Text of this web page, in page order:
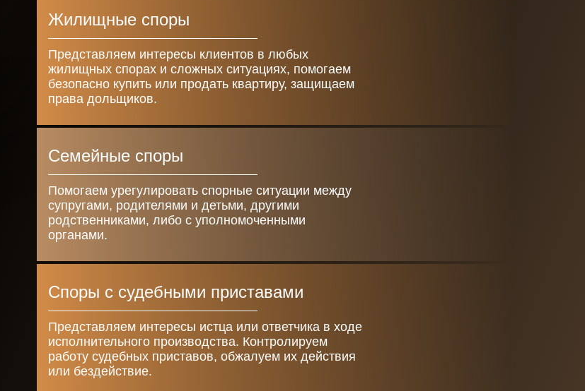
Жилищные споры
Представляем интересы клиентов в любых
жилищных спорах и сложных ситуациях, помогаем
безопасно купить или продать квартиру, защищаем
права дольщиков.
Семейные споры
Помогаем урегулировать спорные ситуации между
супругами, родителями и детьми, другими
родственниками, либо с уполномоченными
органами.
Споры с судебными приставами
Представляем интересы истца или ответчика в ходе
исполнительного производства. Контролируем
работу судебных приставов, обжалуем их действия
или бездействие.
Даю согласие на обработку персональных данных
Отправить
будет рассмотрена.